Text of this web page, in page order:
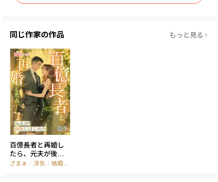
同じ作家の作品 もっと見る
百億長者と再婚し
たら、元夫が後悔
しはじめた
ざまぁ / 浮気 / 結婚生活